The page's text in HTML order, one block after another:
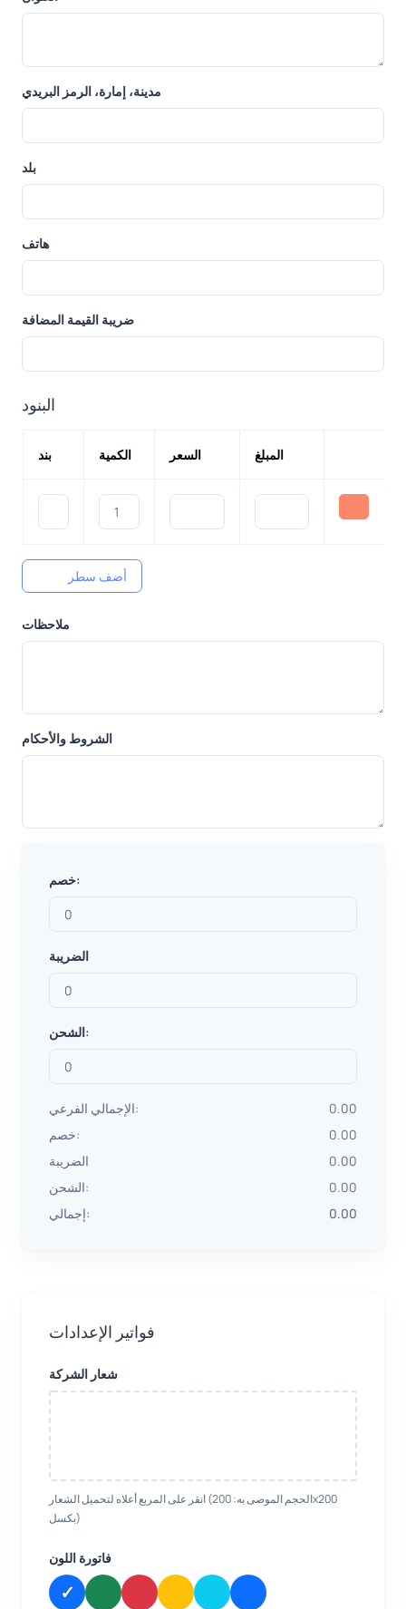
مدينة، إمارة، الرمز البريدي
بلد
هاتف
ضريبة القيمة المضافة
البنود
بند الكمية السعر المبلغ
أضف سطر
ملاحظات
الشروط والأحكام
خصم:
الضريبة
الشحن:
الإجمالي الفرعي:
0.00
خصم:
0.00
الضريبة
0.00
الشحن:
0.00
إجمالي:
0.00
فواتير الإعدادات
شعار الشركة
انقر على المربع أعلاه لتحميل الشعار (الحجم الموصى به: 200x200
بكسل)
فاتورة اللون